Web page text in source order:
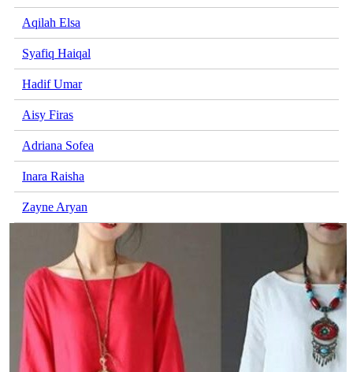
Aqilah Elsa
Syafiq Haiqal
Hadif Umar
Aisy Firas
Adriana Sofea
Inara Raisha
Zayne Aryan